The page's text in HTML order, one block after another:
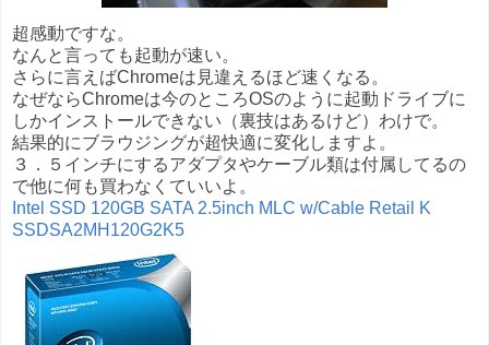
超感動ですな。
なんと言っても起動が速い。
さらに言えばChromeは見違えるほど速くなる。
なぜならChromeは今のところOSのように起動ドライブに
しかインストールできない（裏技はあるけど）わけで。
結果的にブラウジングが超快適に変化しますよ。
３．５インチにするアダプタやケーブル類は付属してるの
で他に何も買わなくていいよ。
Intel SSD 120GB SATA 2.5inch MLC w/Cable Retail K
SSDSA2MH120G2K5